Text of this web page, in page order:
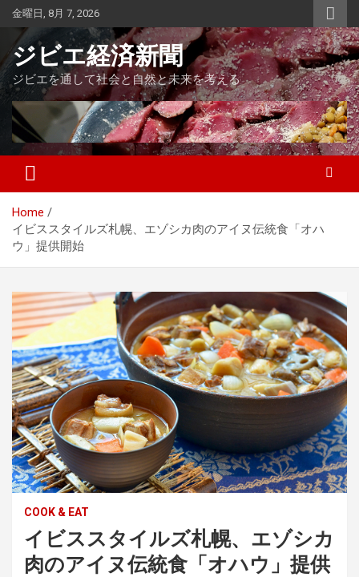
Skip
content
金曜日, 8月 7, 2026
ジビエ経済新聞
ジビエを通して社会と自然と未来を考える
Home
イビススタイルズ札幌、エゾシカ肉のアイヌ伝統食「オハ
ウ」提供開始
COOK & EAT
イビススタイルズ札幌、エゾシカ
肉のアイヌ伝統食「オハウ」提供